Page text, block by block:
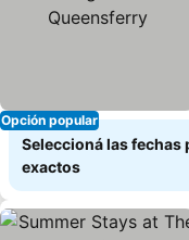
Opción popular
Seleccioná las fechas
exactos